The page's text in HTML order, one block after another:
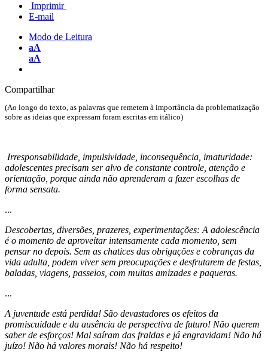
Imprimir
E-mail
Modo de Leitura
aA
aA
Compartilhar
(Ao longo do texto, as palavras que remetem à importância da problematização
sobre as ideias que expressam foram escritas em itálico)
Irresponsabilidade, impulsividade, inconsequência, imaturidade:
adolescentes precisam ser alvo de constante controle, atenção e
orientação, porque ainda não aprenderam a fazer escolhas de
forma sensata.
...
Descobertas, diversões, prazeres, experimentações: A adolescência
é o momento de aproveitar intensamente cada momento, sem
pensar no depois. Sem as chatices das obrigações e cobranças da
vida adulta, podem viver sem preocupações e desfrutarem de festas,
baladas, viagens, passeios, com muitas amizades e paqueras.
...
A juventude está perdida! São devastadores os efeitos da
promiscuidade e da ausência de perspectiva de futuro! Não querem
saber de esforços! Mal saíram das fraldas e já engravidam! Não há
juízo! Não há valores morais! Não há respeito!